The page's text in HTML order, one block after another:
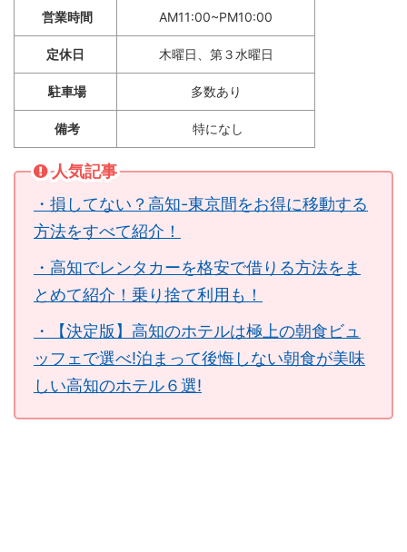
営業時間 AM11:00~PM10:00
定休日 木曜日、第３水曜日
駐車場 多数あり
備考 特になし
人気記事
・損してない？高知-東京間をお得に移動する
方法をすべて紹介！
・高知でレンタカーを格安で借りる方法をま
とめて紹介！乗り捨て利用も！
・【決定版】高知のホテルは極上の朝食ビュ
ッフェで選べ!泊まって後悔しない朝食が美味
しい高知のホテル６選!